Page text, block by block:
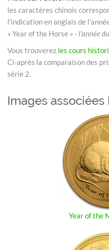
les caractères chinois
l'indication en anglais de
« Year of the Horse » - l'année
Vous trouverez les cours
Ci-après la comparaison des
série 2.
Images associées
Year of the